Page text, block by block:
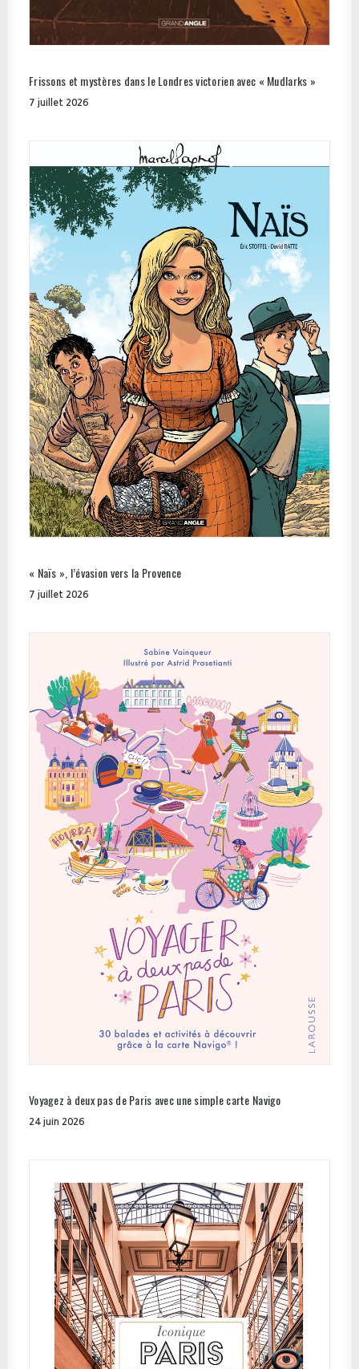
Frissons et mystères dans le Londres victorien avec « Mudlarks »
7 juillet 2026
« Naïs », l’évasion vers la Provence
7 juillet 2026
Voyagez à deux pas de Paris avec une simple carte Navigo
24 juin 2026